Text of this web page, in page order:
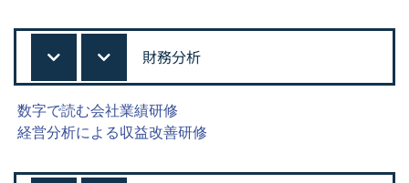
財務分析
数字で読む会社業績研修
経営分析による収益改善研修